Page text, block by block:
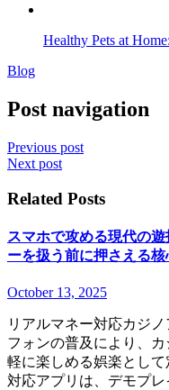
Healthy Pets at
Blog
Post navigation
Previous post
Next post
Related Posts
スマホで攻める現代の
ーを扱う前に押さえる核
October 13, 2025
リアルマネー対応カジ
フォンの普及により、
軽に楽しめる娯楽とし
対応アプリは、デモプ